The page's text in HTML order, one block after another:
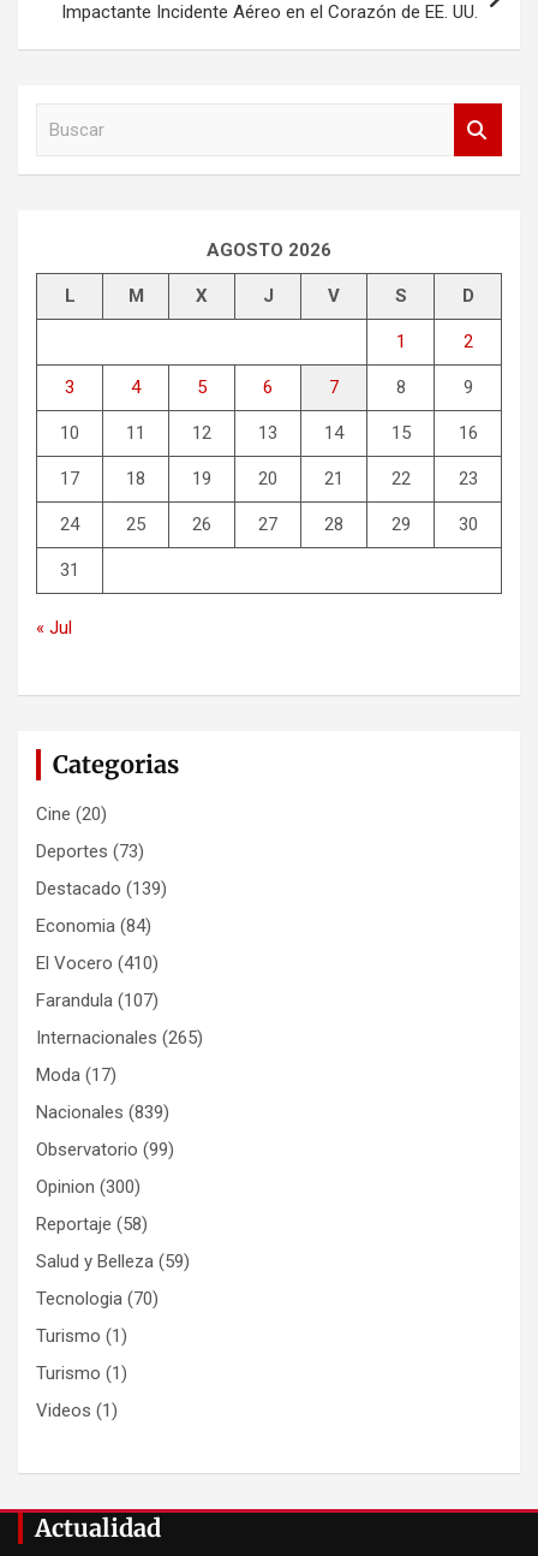
Impactante Incidente Aéreo en el Corazón de EE. UU.
AGOSTO 2026
L M X J V S D
1 2
3 4 5 6 7 8 9
10 11 12 13 14 15 16
17 18 19 20 21 22 23
24 25 26 27 28 29 30
31
« Jul
Categorias
Cine (20)
Deportes (73)
Destacado (139)
Economia (84)
El Vocero (410)
Farandula (107)
Internacionales (265)
Moda (17)
Nacionales (839)
Observatorio (99)
Opinion (300)
Reportaje (58)
Salud y Belleza (59)
Tecnologia (70)
Turismo (1)
Turismo (1)
Videos (1)
Actualidad